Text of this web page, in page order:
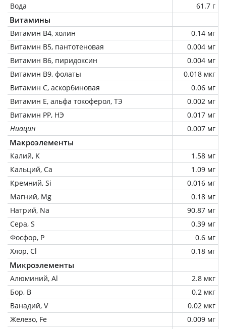
Вода
61.7 г
Витамины
Витамин В4, холин
0.14 мг
Витамин В5, пантотеновая
0.004 мг
Витамин В6, пиридоксин
0.004 мг
Витамин В9, фолаты
0.018 мкг
Витамин C, аскорбиновая
0.06 мг
Витамин Е, альфа токоферол, ТЭ
0.002 мг
Витамин РР, НЭ
0.017 мг
Ниацин
0.007 мг
Макроэлементы
Калий, K
1.58 мг
Кальций, Ca
1.09 мг
Кремний, Si
0.016 мг
Магний, Mg
0.18 мг
Натрий, Na
90.87 мг
Сера, S
0.39 мг
Фосфор, P
0.6 мг
Хлор, Cl
0.18 мг
Микроэлементы
Алюминий, Al
2.8 мкг
Бор, B
0.2 мкг
Ванадий, V
0.02 мкг
Железо, Fe
0.009 мг